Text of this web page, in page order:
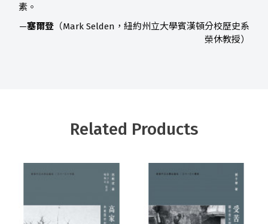
素。
—塞爾登 （Mark Selden，紐約州立大學賓漢頓分校歷史系
榮休教授）
Related Products